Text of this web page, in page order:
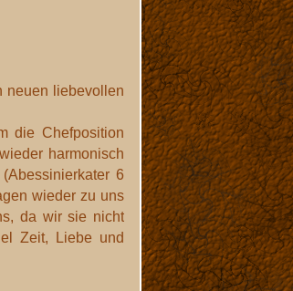
neuen liebevollen
die Chefposition
harmonisch
6
wieder zu uns
da wir sie nicht
Zeit, Liebe und